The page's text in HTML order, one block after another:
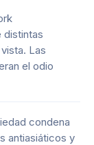
distintas
Las
el odio
condena
antiasiáticos y